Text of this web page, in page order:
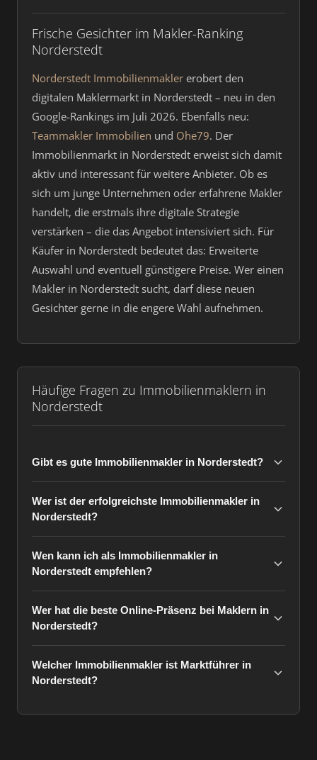
Frische Gesichter im Makler-Ranking
Norderstedt
Norderstedt Immobilienmakler erobert den
digitalen Maklermarkt in Norderstedt – neu in den
Google-Rankings im Juli 2026. Ebenfalls neu:
Teammakler Immobilien und Ohe79. Der
Immobilienmarkt in Norderstedt erweist sich damit
aktiv und interessant für weitere Anbieter. Ob es
sich um junge Unternehmen oder erfahrene Makler
handelt, die erstmals ihre digitale Strategie
verstärken – die das Angebot intensiviert sich. Für
Käufer in Norderstedt bedeutet das: Erweiterte
Auswahl und eventuell günstigere Preise. Wer einen
Makler in Norderstedt sucht, darf diese neuen
Gesichter gerne in die engere Wahl aufnehmen.
Häufige Fragen zu Immobilienmaklern in
Norderstedt
Gibt es gute Immobilienmakler in Norderstedt?
Wer ist der erfolgreichste Immobilienmakler in
Norderstedt?
Wen kann ich als Immobilienmakler in
Norderstedt empfehlen?
Wer hat die beste Online-Präsenz bei Maklern in
Norderstedt?
Welcher Immobilienmakler ist Marktführer in
Norderstedt?